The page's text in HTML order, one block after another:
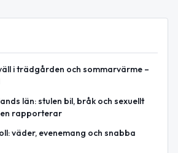
i trädgården och sommarvärme –
län: stulen bil, bråk och sexuellt
rapporterar
väder, evenemang och snabba